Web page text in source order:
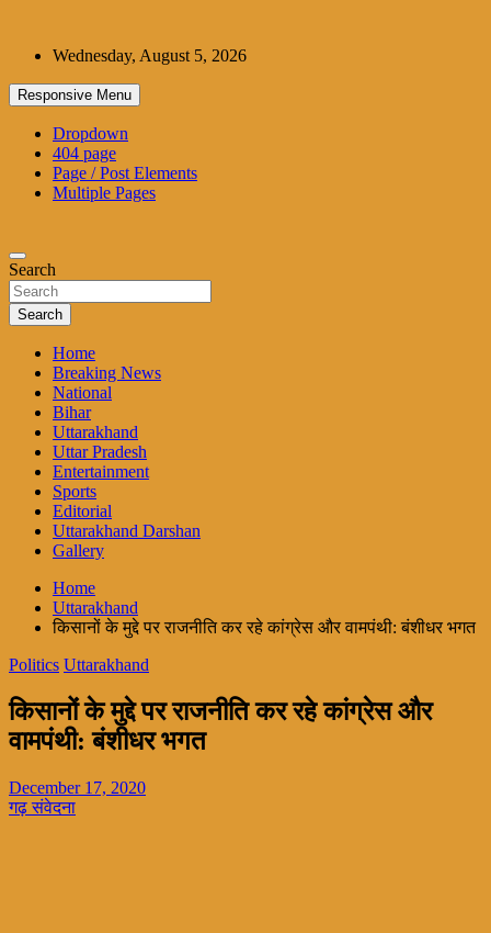
contentWednesday, August 5, 2026
Responsive Menu
Dropdown
404 page
Page / Post Elements
Multiple Pages
Search
Search
Home
Breaking News
National
Bihar
Uttarakhand
Uttar Pradesh
Entertainment
Sports
Editorial
Uttarakhand Darshan
Gallery
Home
Uttarakhand
किसानों के मुद्दे पर राजनीति कर रहे कांग्रेस और वामपंथी: बंशीधर भगत
Politics Uttarakhand
किसानों के मुद्दे पर राजनीति कर रहे कांग्रेस और
वामपंथी: बंशीधर भगत
December 17, 2020
गढ़ संवेदना